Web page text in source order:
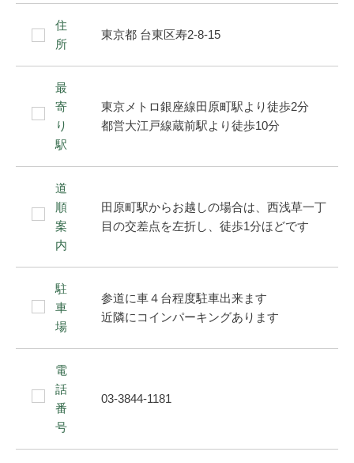
住
所
東京都 台東区寿2-8-15
最
寄
り
駅
東京メトロ銀座線田原町駅より徒歩2分
都営大江戸線蔵前駅より徒歩10分
道
順
案
内
田原町駅からお越しの場合は、西浅草一丁
目の交差点を左折し、徒歩1分ほどです
駐
車
場
参道に車４台程度駐車出来ます
近隣にコインパーキングあります
電
話
番
号
03-3844-1181